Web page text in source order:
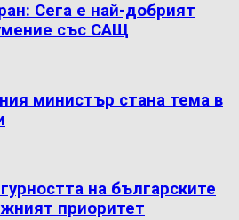
Сега е най-добрият
със САЩ
министър стана тема в
на българските
приоритет